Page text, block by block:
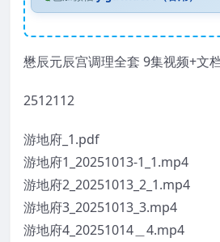
懋辰元辰宫调理全套 9集视频+文
2512112
游地府_1.pdf
游地府1_20251013-1_1.mp4
游地府2_20251013_2_1.mp4
游地府3_20251013_3.mp4
游地府4_20251014＿4.mp4